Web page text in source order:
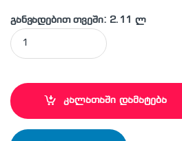
განვადებით თვეში: 2.11 ლ
DREMEL - 9904 საცმი თავი quantity
კალათაში დამატება